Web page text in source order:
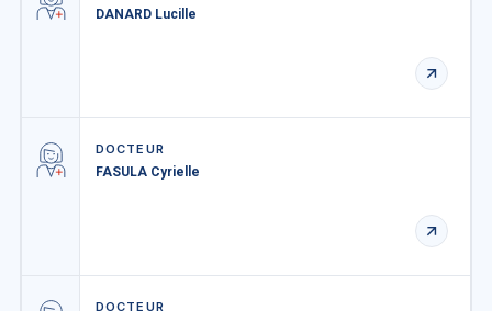
DANARD Lucille
DOCTEUR
FASULA Cyrielle
DOCTEUR